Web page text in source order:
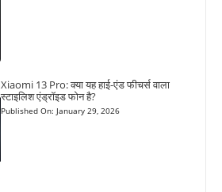
Xiaomi 13 Pro: क्या यह हाई-एंड फीचर्स वाला
स्टाइलिश एंड्रॉइड फोन है?
Published On: January 29, 2026